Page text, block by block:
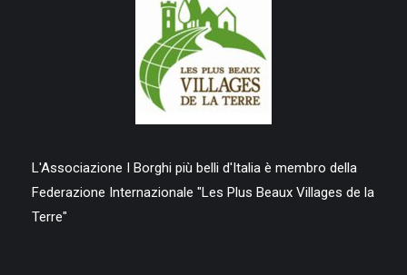
L'Associazione I Borghi più belli d'Italia è membro della
Federazione Internazionale "Les Plus Beaux Villages de la
Terre"